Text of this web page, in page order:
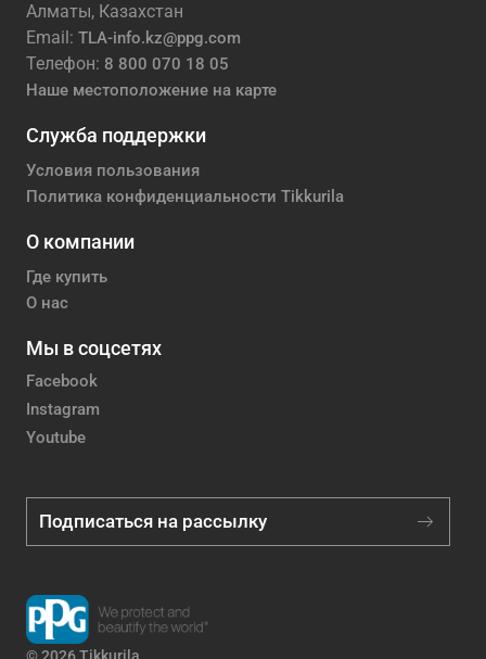
Алматы, Казахстан
Email: TLA-info.kz@ppg.com
Телефон: 8 800 070 18 05
Наше местоположение на карте
Служба поддержки
Условия пользования
Политика конфиденциальности Tikkurila
О компании
Где купить
О нас
Мы в соцсетях
Facebook
Instagram
Youtube
Подписаться на рассылку